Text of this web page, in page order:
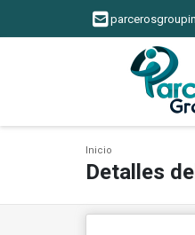
Inicio
Detalles